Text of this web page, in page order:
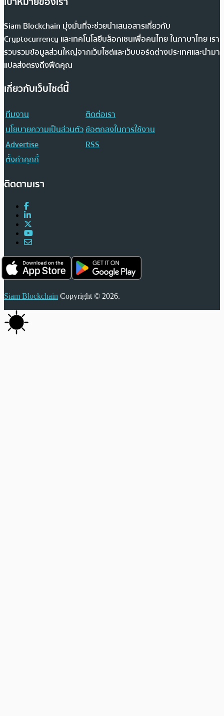
Siam Blockchain มุ่งมั่นที่จะช่วยนำเสนอสารเกี่ยวกับ
Cryptocurrency และเทคโนโลยีบล็อกเชนเพื่อคนไทย ในภาษาไทย เรา
รวบรวมข้อมูลส่วนใหญ่จากเว็บไซต์และเว็บบอร์ดต่างประเทศและนำมา
แปลส่งตรงถึงฟีดคุณ
เกี่ยวกับเว็บไซต์นี้
ทีมงาน
ติดต่อเรา
นโยบายความเป็นส่วนตัวข้อตกลงในการใช้งาน
Advertise
RSS
ตั้งค่าคุกกี้
ติดตามเรา
Siam Blockchain Copyright © 2026.